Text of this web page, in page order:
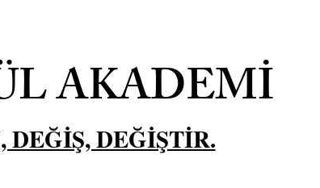
AKADEMİ
DEĞİŞ, DEĞİŞTİR.